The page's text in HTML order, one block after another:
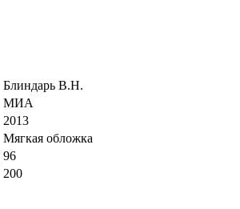
Блиндарь В.Н.
МИА
2013
Мягкая обложка
96
200